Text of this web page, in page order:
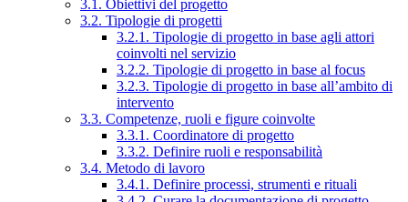
3.1. Obiettivi del progetto
3.2. Tipologie di progetti
3.2.1. Tipologie di progetto in base agli attori
coinvolti nel servizio
3.2.2. Tipologie di progetto in base al focus
3.2.3. Tipologie di progetto in base all’ambito di
intervento
3.3. Competenze, ruoli e figure coinvolte
3.3.1. Coordinatore di progetto
3.3.2. Definire ruoli e responsabilità
3.4. Metodo di lavoro
3.4.1. Definire processi, strumenti e rituali